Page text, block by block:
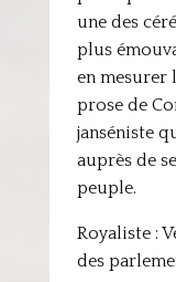
une des
plus
en mesurer
prose de
janséniste
auprès de
peuple.
Royaliste :
des